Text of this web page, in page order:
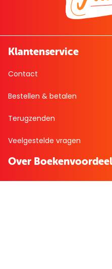
Klantenservice
Contact
Bestellen & betalen
Terugzenden
Veelgestelde vragen
Over Boekenvoordeel
Over ons